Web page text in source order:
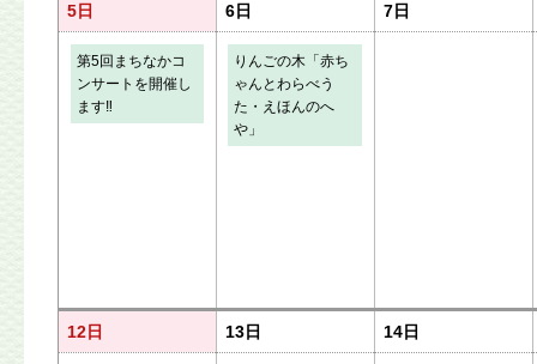
5日 6日 7日
第5回まちなかコ
ンサートを開催し
ます‼
りんごの木「赤ち
ゃんとわらべう
た・えほんのへ
や」
12日 13日 14日